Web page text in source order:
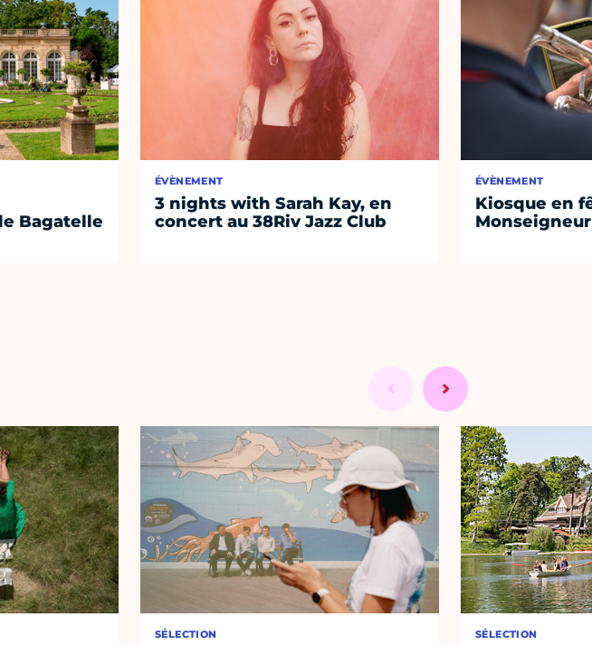
Bagatelle
ÉVÈNEMENT
3 nights with Sarah Kay, en
concert au 38Riv Jazz Club
ÉVÈNEMENT
Kiosque en
SÉLECTION SÉLECTION